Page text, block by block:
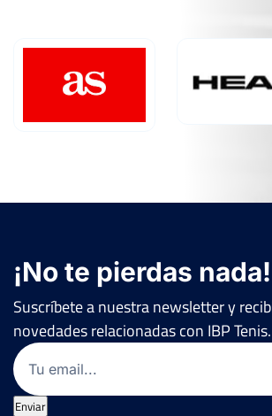
¡No te pierdas nada!
Suscríbete a nuestra newsletter y
novedades relacionadas con IBP Tenis.
Email
Enviar